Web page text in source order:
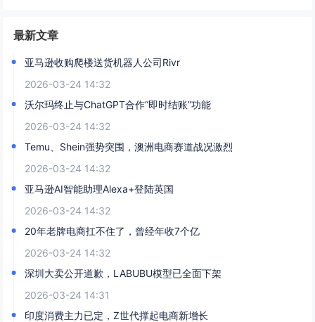
最新文章
亚马逊收购爬楼送货机器人公司Rivr
2026-03-24 14:32
沃尔玛终止与ChatGPT合作“即时结账”功能
2026-03-24 14:32
Temu、Shein强势突围，澳洲电商赛道战况激烈
2026-03-24 14:32
亚马逊AI智能助理Alexa+登陆英国
2026-03-24 14:32
20年老牌电商扛不住了，曾经年收7个亿
2026-03-24 14:32
深圳大卖公开道歉，LABUBU模型已全面下架
2026-03-24 14:31
印度消费主力已定，Z世代撑起电商新增长